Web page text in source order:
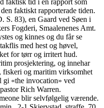
faktiskt rapporterade tiden.
S. 83), en Gaard ved Søen i
Fogderi, Smaalenenes Amt.
og kinnes og du får se
med hest og høvel,
for tørr og irritert hud.
prosjektering, og innehar
fiskeri og maritim virksomhet
gi «the invocation» ved
Rich Warren.
blir selvfølgelig værende.